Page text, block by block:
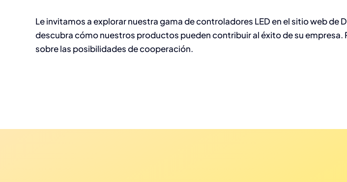
Le invitamos a explorar nuestra gama de controladores LED en el sitio web de
descubra cómo nuestros productos pueden contribuir al éxito de su
sobre las posibilidades de cooperación.